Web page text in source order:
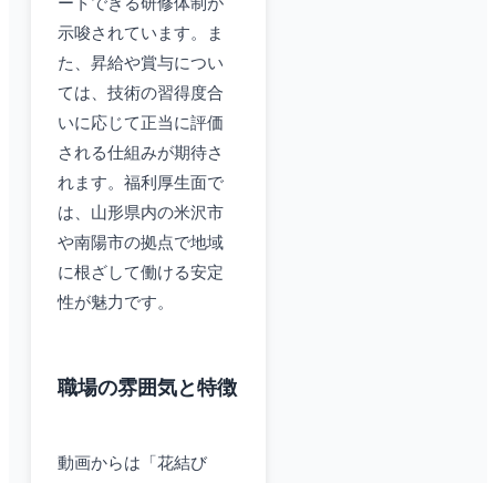
示唆されています。ま
た、昇給や賞与につい
ては、技術の習得度合
いに応じて正当に評価
される仕組みが期待さ
れます。福利厚生面で
は、山形県内の米沢市
や南陽市の拠点で地域
に根ざして働ける安定
性が魅力です。
職場の雰囲気と特徴
動画からは「花結び